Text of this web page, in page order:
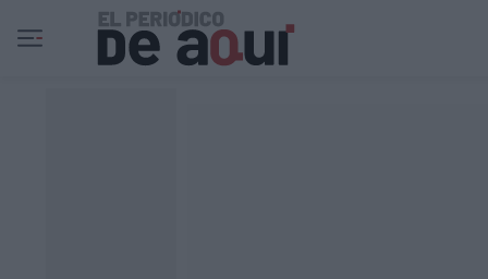
Ir al contenido principal